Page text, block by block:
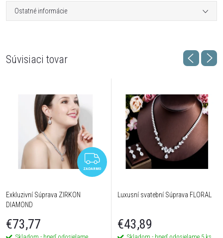
Ostatné informácie
Súvisiaci tovar
ZADARMO
ZADARMO
Exkluzivní Súprava ZIRKON
DIAMOND
€73,77
Luxusní svatební Súprava FLORAL
€43,89